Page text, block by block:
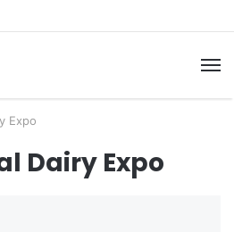
Expo
Dairy Expo